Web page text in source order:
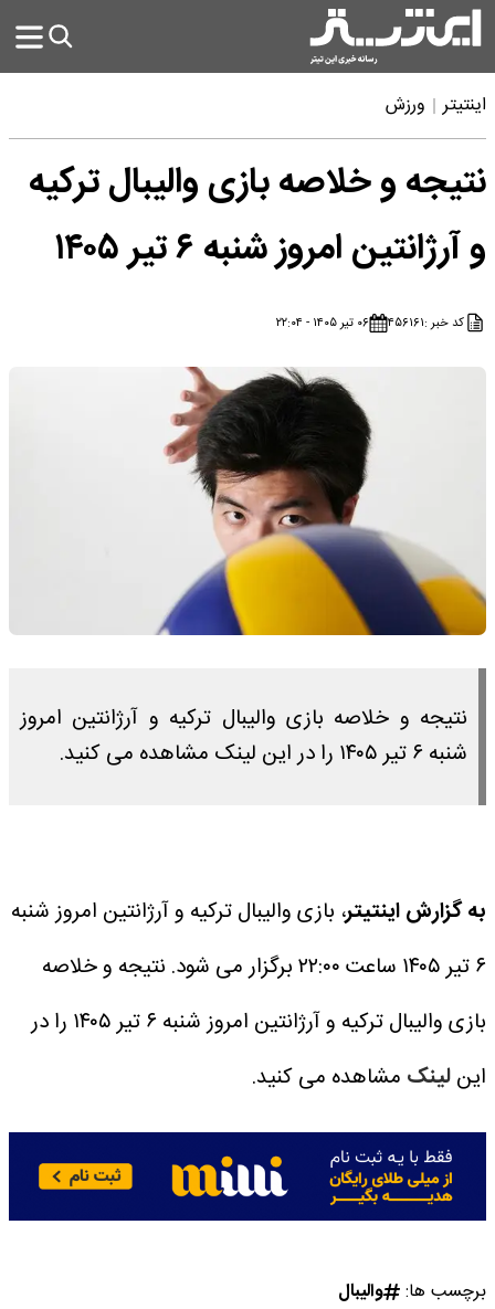
اینتیتر ورزش
نتیجه و خلاصه بازی والیبال ترکیه
و آرژانتین امروز شنبه ۶ تیر ۱۴۰۵
کد خبر :۴۵۶۱۶۱ ۰۶ تیر ۱۴۰۵ - ۲۲:۰۴
نتیجه و خلاصه بازی والیبال ترکیه و آرژانتین امروز
شنبه ۶ تیر ۱۴۰۵ را در این لینک مشاهده می کنید.
به گزارش اینتیتر، بازی والیبال ترکیه و آرژانتین امروز شنبه
۶ تیر ۱۴۰۵ ساعت ۲۲:۰۰ برگزار می شود.
نتیجه و خلاصه
بازی والیبال ترکیه و آرژانتین امروز شنبه ۶ تیر ۱۴۰۵ را در
اینلینک مشاهده می کنید.
برچسب ها: والیبال